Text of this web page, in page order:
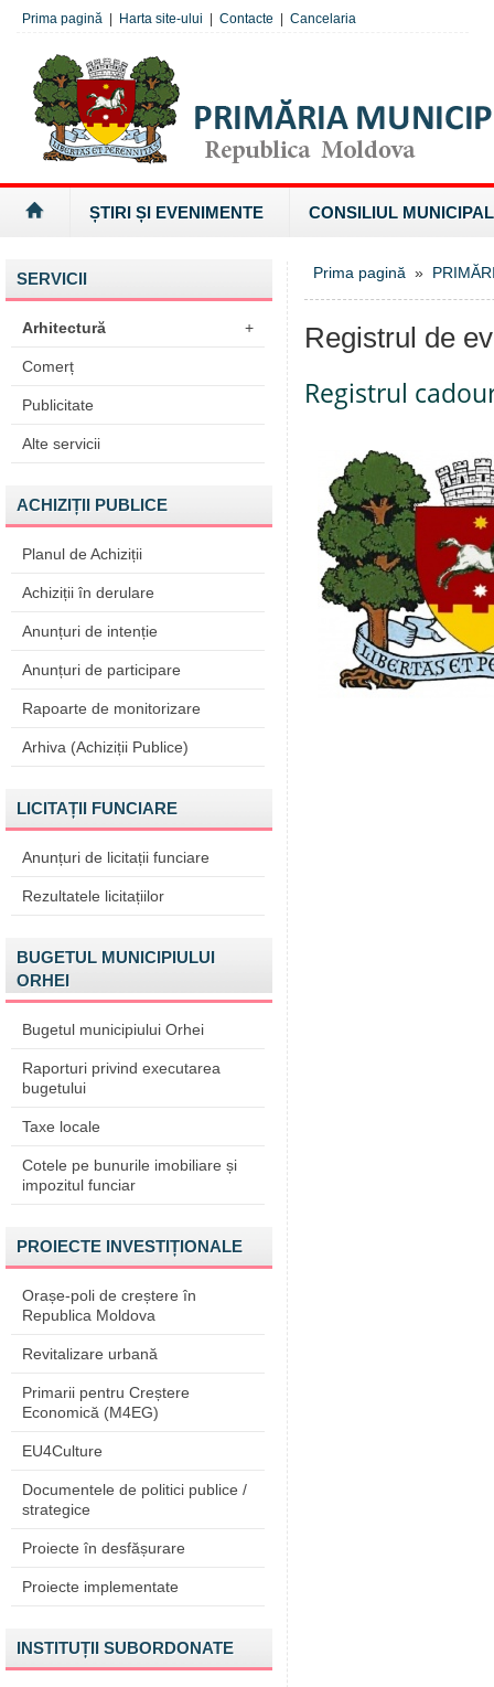
Prima pagină Harta site-ului Contacte Cancelaria
ȘTIRI ȘI EVENIMENTE CONSILIUL MUNICIPAL
SERVICII
Arhitectură +
Comerț
Publicitate
Alte servicii
ACHIZIȚII PUBLICE
Planul de Achiziții
Achiziții în derulare
Anunțuri de intenție
Anunțuri de participare
Rapoarte de monitorizare
Arhiva (Achiziții Publice)
LICITAȚII FUNCIARE
Anunțuri de licitații funciare
Rezultatele licitațiilor
BUGETUL MUNICIPIULUI
ORHEI
Bugetul municipiului Orhei
Raporturi privind executarea
bugetului
Taxe locale
Cotele pe bunurile imobiliare și
impozitul funciar
PROIECTE INVESTIȚIONALE
Orașe-poli de creștere în
Republica Moldova
Revitalizare urbană
Primarii pentru Creștere
Economică (M4EG)
EU4Culture
Documentele de politici publice /
strategice
Proiecte în desfășurare
Proiecte implementate
INSTITUȚII SUBORDONATE
Prima pagină »
Registrul de
Registrul